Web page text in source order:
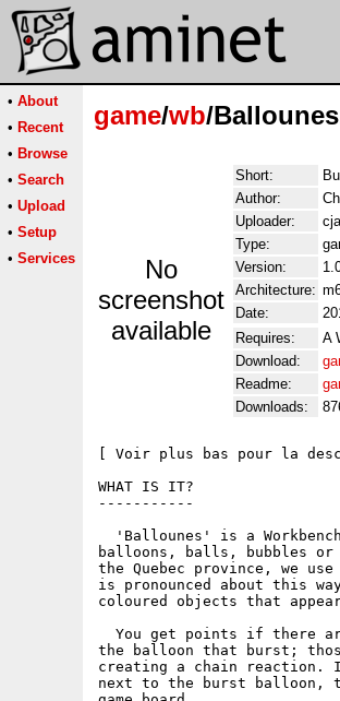
• About
• Recent
• Browse
• Search
• Upload
• Setup
• Services
game/wb/
No
screenshot
available
Short:
Author:
Uploader:
Type:
Version:
Architecture:
Date:
Requires:
A
Download:
Readme:
Downloads:
[ Voir plus bas pour la
WHAT IS IT?
-----------
'Ballounes' is a
balloons, balls, bubbles or
the Quebec province, we
is pronounced about this
coloured objects that
You get points if there
the balloon that burst;
creating a chain reaction.
next to the burst balloon,